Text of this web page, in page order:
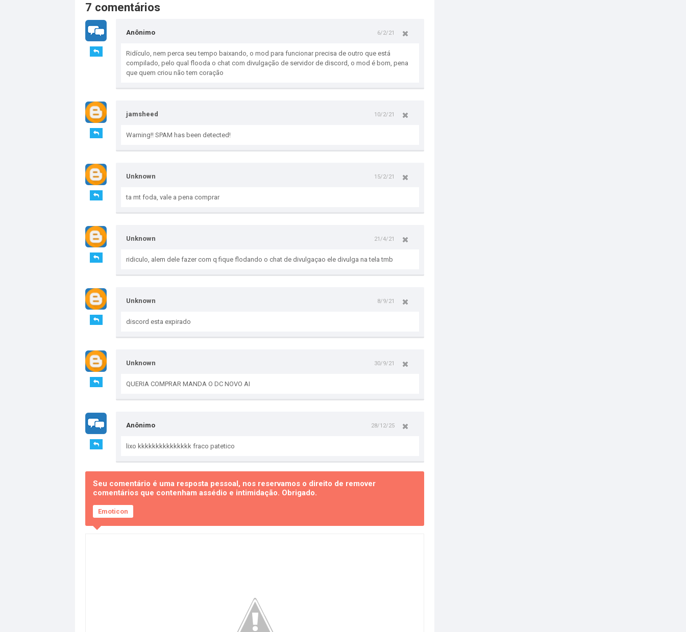
7 comentários
Anônimo 6/2/21
Ridículo, nem perca seu tempo baixando, o mod para funcionar precisa de outro que está
compilado, pelo qual flooda o chat com divulgação de servidor de discord, o mod é bom, pena
que quem criou não tem coração
jamsheed 10/2/21
Warning!! SPAM has been detected!
Unknown 15/2/21
ta mt foda, vale a pena comprar
Unknown 21/4/21
ridiculo, alem dele fazer com q fique flodando o chat de divulgaçao ele divulga na tela tmb
Unknown 8/9/21
discord esta expirado
Unknown 30/9/21
QUERIA COMPRAR MANDA O DC NOVO AI
Anônimo 28/12/25
lixo kkkkkkkkkkkkkkk fraco patetico
Seu comentário é uma resposta pessoal, nos reservamos o direito de remover
comentários que contenham assédio e intimidação. Obrigado.
Emoticon